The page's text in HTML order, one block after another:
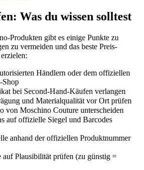
Was du wissen solltest
Produkten gibt es einige Punkte zu
zu vermeiden und das beste Preis-
Händlern oder dem offiziellen
Shop
bei Second-Hand-Käufen verlangen
und Materialqualität vor Ort prüfen
von Moschino Couture unterscheiden
auf offizielle Siegel und Barcodes
anhand der offiziellen Produktnummer
Plausibilität prüfen (zu günstig =